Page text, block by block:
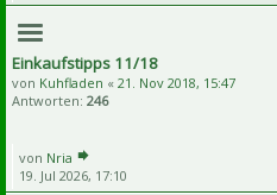
Einkaufstipps 11/18
von Kuhfladen « 21. Nov 2018, 15:47
Antworten: 246
von Nria
19. Jul 2026, 17:10